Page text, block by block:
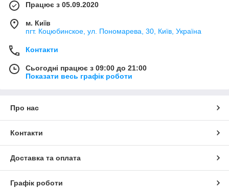
Працює з 05.09.2020
м. Київ
пгт. Коцюбинское, ул. Пономарева, 30, Київ, Україна
Контакти
Сьогодні працює з 09:00 до 21:00
Показати весь графік роботи
Про нас
Контакти
Доставка та оплата
Графік роботи